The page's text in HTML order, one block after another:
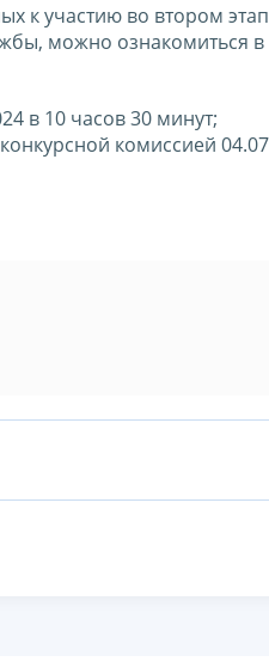
к участию во втором
можно ознакомиться
в 10 часов 30 минут;
комиссией